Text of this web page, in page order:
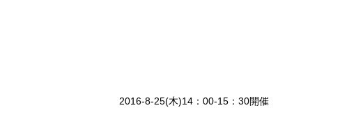
2016-8-25(木)14：00-15：30開催